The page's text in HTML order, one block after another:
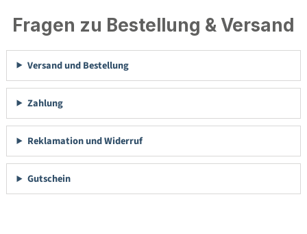
Fragen zu Bestellung & Versand
Versand und Bestellung
Zahlung
Reklamation und Widerruf
Gutschein